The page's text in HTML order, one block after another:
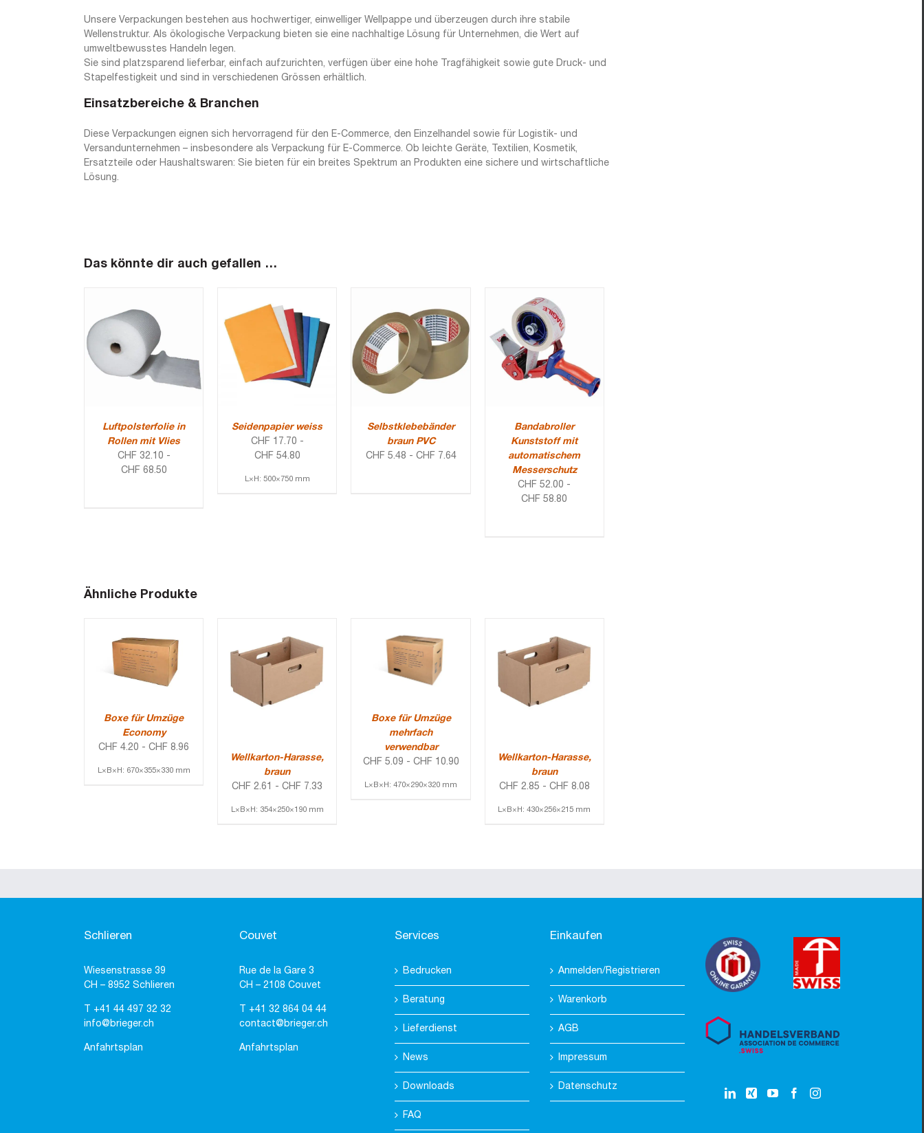
Unsere Verpackungen bestehen aus hochwertiger, einwelliger Wellpappe und überzeugen durch ihre stabile
Wellenstruktur. Als ökologische Verpackung bieten sie eine nachhaltige Lösung für Unternehmen, die Wert auf
umweltbewusstes Handeln legen.
Sie sind platzsparend lieferbar, einfach aufzurichten, verfügen über eine hohe Tragfähigkeit sowie gute Druck- und
Stapelfestigkeit und sind in verschiedenen Grössen erhältlich.
Einsatzbereiche & Branchen
Diese Verpackungen eignen sich hervorragend für den E-Commerce, den Einzelhandel sowie für Logistik- und
Versandunternehmen – insbesondere als Verpackung für E-Commerce. Ob leichte Geräte, Textilien, Kosmetik,
Ersatzteile oder Haushaltswaren: Sie bieten für ein breites Spektrum an Produkten eine sichere und wirtschaftliche
Lösung.
Das könnte dir auch gefallen …
Luftpolsterfolie in
Rollen mit Vlies
CHF 32.10 -
CHF 68.50
Seidenpapier weiss
CHF 17.70 -
CHF 54.80
L×H: 500×750 mm
Selbstklebebänder
braun PVC
CHF 5.48 - CHF 7.64
Bandabroller
Kunststoff mit
automatischem
Messerschutz
CHF 52.00 -
CHF 58.80
Ähnliche Produkte
Boxe für Umzüge
Economy
CHF 4.20 -CHF 8.96
L×B×H: 670×355×330 mm
Wellkarton-Harasse,
braun
CHF 2.61 -CHF 7.33
L×B×H: 354×250×190 mm
Boxe für Umzüge
mehrfach
verwendbar
CHF 5.09 - CHF 10.90
L×B×H: 470×290×320 mm
Wellkarton-Harasse,
braun
CHF 2.85 - CHF 8.08
L×B×H: 430×256×215 mm
Schlieren
Wiesenstrasse 39
CH – 8952 Schlieren
+41 44 497 32 32
info@brieger.ch
Anfahrtsplan
Couvet
Rue de la Gare 3
CH – 2108 Couvet
+41 32 864 04 44
contact@brieger.ch
Anfahrtsplan
Services
Bedrucken
Beratung
Lieferdienst
News
Downloads
FAQ
Einkaufen
Anmelden/Registrieren
Warenkorb
AGB
Impressum
Datenschutz